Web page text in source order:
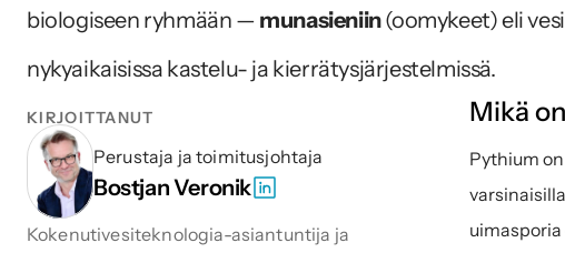
biologiseen ryhmään — munasieniin (oomykeet) eli
nykyaikaisissa kastelu- ja kierrätysjärjestelmissä.
KIRJOITTANUT
Perustaja ja toimitusjohtaja
Bostjan Veronik
Kokenutivesiteknologia-asiantuntija ja
Mikä
Pythium
uimasporia